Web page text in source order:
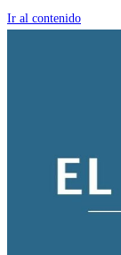
Ir al contenido